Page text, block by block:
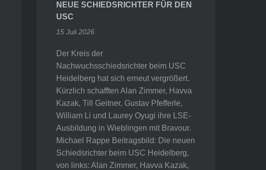
NEUE SCHIEDSRICHTER FÜR DEN
USC
15 Juli 2026
Der Kreis der
Nachwuchsschiedsrichter beim USC
Heidelberg hat sich erneut vergrößert.
Kürzlich schafften Alan Zimmer, Havva
Kazak, Till Geitner, Gustav Pfefferle,
William Li und Laurey Oyugi ihre LSE-
Ausbildung in Wieblingen mit Bravour.
Michael Rappe Beitragsbild: Die neuen
Schiedsrichter beim USC Heidelberg,
von links: Alan Zimmer, Havva Kazak,